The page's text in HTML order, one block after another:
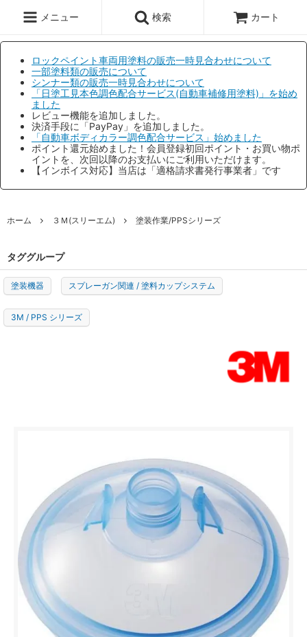
メニュー 検索 カート
ロックペイント車両用塗料の販売一時見合わせについて
一部塗料類の販売について
シンナー類の販売一時見合わせについて
「日塗工見本色調色配合サービス(自動車補修用塗料)」を始め
ました
レビュー機能を追加しました。
決済手段に「PayPay」を追加しました。
「自動車ボディカラー調色配合サービス」始めました
ポイント還元始めました！会員登録初回ポイント・お買い物ポ
イントを、次回以降のお支払いにご利用いただけます。
【インボイス対応】当店は「適格請求書発行事業者」です
ホーム ３Ｍ(スリーエム) 塗装作業/PPSシリーズ
タググループ
塗装機器 スプレーガン関連 / 塗料カップシステム
3M / PPS シリーズ